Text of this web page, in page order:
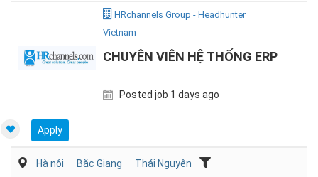
HRchannels Group - Headhunter
Vietnam
CHUYÊN VIÊN HỆ THỐNG ERP
Posted job 1 days ago
Apply
Hà nội Bắc Giang
Thái Nguyên